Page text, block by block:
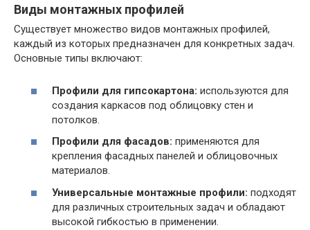
Виды монтажных профилей
Существует множество видов монтажных профилей,
каждый из которых предназначен для конкретных задач.
Основные типы включают:
Профили для гипсокартона: используются для
создания каркасов под облицовку стен и
потолков.
Профили для фасадов: применяются для
крепления фасадных панелей и облицовочных
материалов.
Универсальные монтажные профили: подходят
для различных строительных задач и обладают
высокой гибкостью в применении.